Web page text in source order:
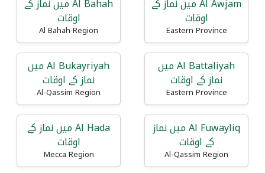
Al Awjam میں نماز کے
اوقات
Eastern Province
Al Bahah میں نماز کے
اوقات
Al Bahah Region
Al Battaliyah میں
نماز کے اوقات
Eastern Province
Al Bukayriyah میں
نماز کے اوقات
Al-Qassim Region
Al Fuwayliq میں نماز
کے اوقات
Al-Qassim Region
Al Hada میں نماز کے
اوقات
Mecca Region